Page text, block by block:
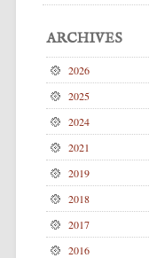
ARCHIVES
2026
2025
2024
2021
2019
2018
2017
2016